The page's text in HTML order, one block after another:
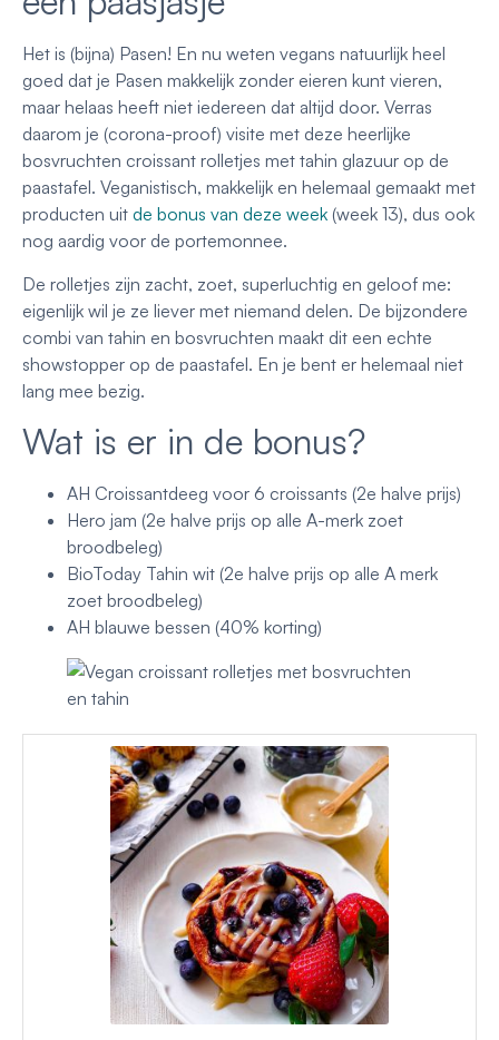
Het is (bijna) Pasen! En nu weten vegans natuurlijk heel
goed dat je Pasen makkelijk zonder eieren kunt vieren,
maar helaas heeft niet iedereen dat altijd door. Verras
daarom je (corona-proof) visite met deze heerlijke
bosvruchten croissant rolletjes met tahin glazuur op de
paastafel. Veganistisch, makkelijk en helemaal gemaakt met
producten uit de bonus van deze week (week 13), dus ook
nog aardig voor de portemonnee.
De rolletjes zijn zacht, zoet, superluchtig en geloof me:
eigenlijk wil je ze liever met niemand delen. De bijzondere
combi van tahin en bosvruchten maakt dit een echte
showstopper op de paastafel. En je bent er helemaal niet
lang mee bezig.
Wat is er in de bonus?
AH Croissantdeeg voor 6 croissants (2e halve prijs)
Hero jam (2e halve prijs op alle A-merk zoet
broodbeleg)
BioToday Tahin wit (2e halve prijs op alle A merk
zoet broodbeleg)
AH blauwe bessen (40% korting)